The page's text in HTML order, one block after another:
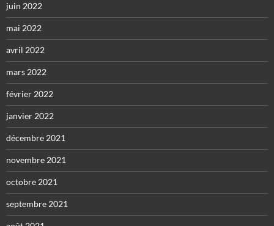
juin 2022
mai 2022
avril 2022
mars 2022
février 2022
janvier 2022
décembre 2021
novembre 2021
octobre 2021
septembre 2021